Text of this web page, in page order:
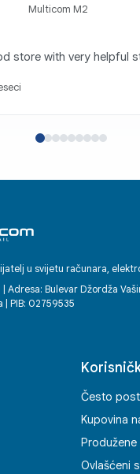
Multicom M2
store with very helpful
u svijetu računara,
Adresa: Bulevar Džordža
PIB: 02759535
Često
Kupovina
Ovlašćeni